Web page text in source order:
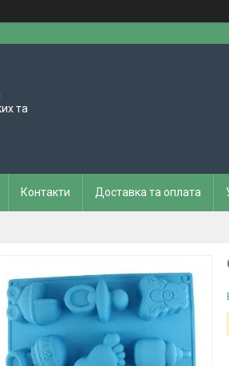
та
Контакти Доставка та оплата